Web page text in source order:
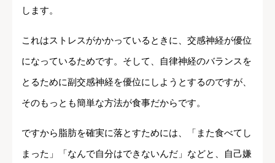
します。
これはストレスがかかっているときに、交感神経が優位
になっているためです。そして、自律神経のバランスを
とるために副交感神経を優位にしようとするのですが、
そのもっとも簡単な方法が食事だからです。
ですから脂肪を確実に落とすためには、「また食べてし
まった」「なんで自分はできないんだ」などと、自己嫌